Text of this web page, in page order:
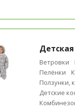
Ветровки
Пелёнки
Ползунки,
Детские